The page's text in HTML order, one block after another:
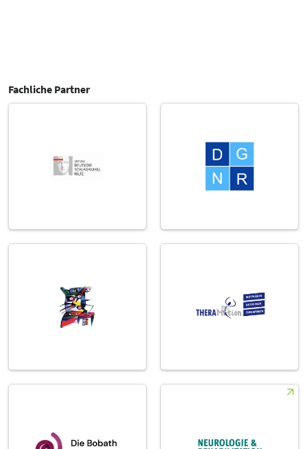
Fachliche Partner